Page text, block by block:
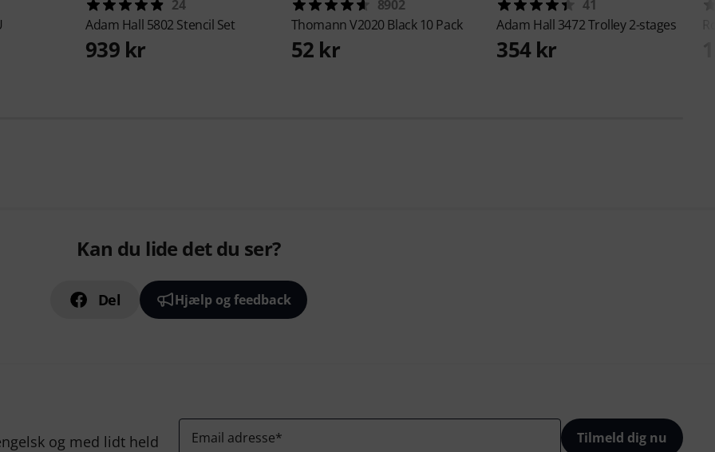
24
Adam Hall 5802 Stencil Set
939 kr
8902
ThomannV2020 Black 10 Pack
52 kr
41
Adam Hall 3472 Trolley 2-stages
354 kr
Kan du lide det du ser?
Del Hjælp og feedback
og med lidt held
Email adresse* Tilmeld dig nu